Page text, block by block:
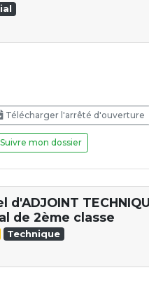
Télécharger l'arrêté d'ouverture
Suivre mon dossier
de 2ème classe
Technique